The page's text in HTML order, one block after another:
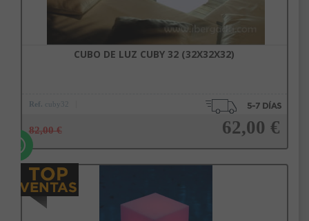
CUBO DE LUZ CUBY 32 (32X32X32)
Ref. cuby32
82,00 € 62,00 €